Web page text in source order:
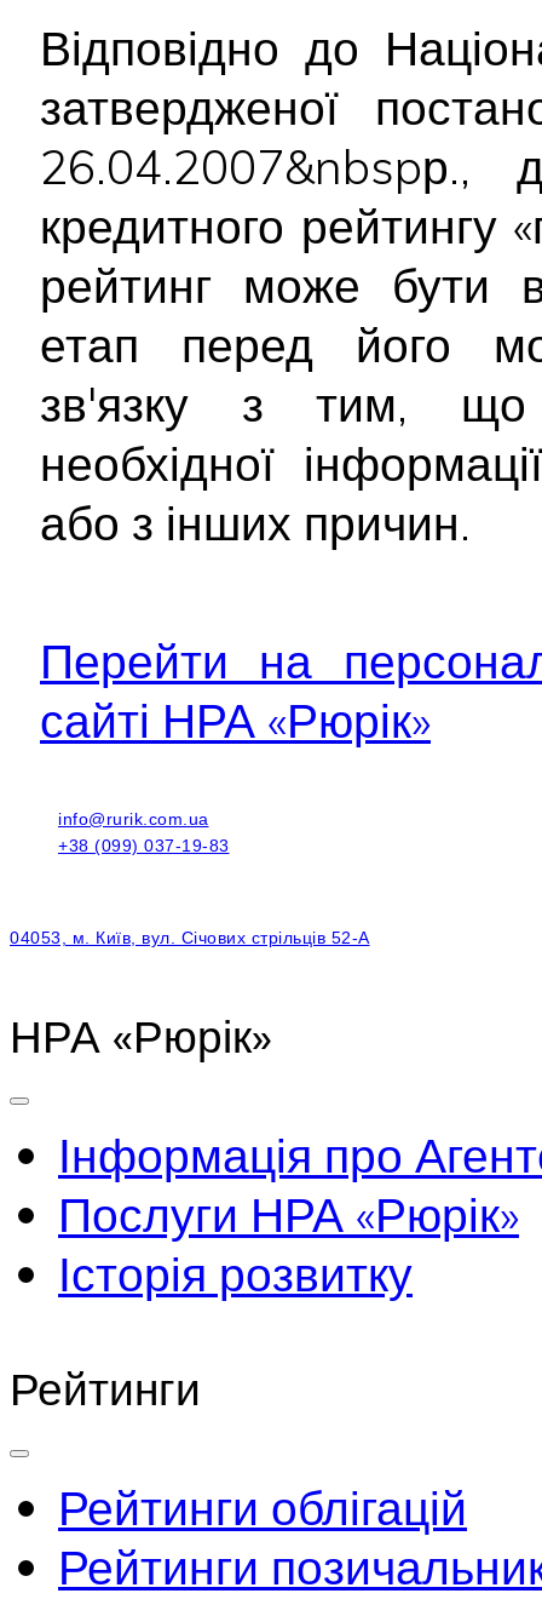
Відповідно до
затвердженої
26.04.2007&nbspр.,
кредитного рейтингу
рейтинг може бути
етап перед його
зв'язку з тим, що
необхідної
або з інших причин.
Перейти на
сайті НРА «Рюрік»
info@rurik.com.ua
+38 (099) 037-19-83
04053, м. Київ, вул. Січових стрільців 52-А
НРА «Рюрік»
Інформація про
Послуги НРА «Рюрік»
Історія розвитку
Рейтинги
Рейтинги облігацій
Рейтинги